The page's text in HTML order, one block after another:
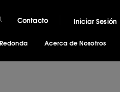
Contacto Iniciar Sesión
Acerca de Nosotros